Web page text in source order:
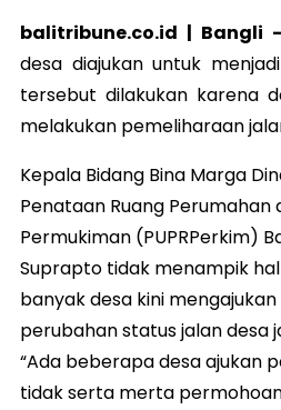
balitribune.co.id | Bangli -
desa diajukan untuk
tersebut dilakukan karena
melakukan pemeliharaan
Kepala Bidang Bina Marga
Penataan Ruang Perumahan
Permukiman (PUPRPerkim)
Suprapto tidak menampik
banyak desa kini
perubahan status jalan desa
“Ada beberapa desa ajukan
tidak serta merta